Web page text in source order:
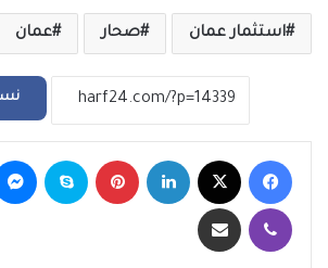
استثمار عمان صحار عمان
فيسبوك لينكدإن بينتيريست سكايب
ڤايبر مشاركة عبر البريد